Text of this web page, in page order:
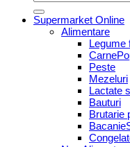
după:
Supermarket Online
Alimentare
Legume
Carne
Peste
Mezeluri
Lactate
Bauturi
Brutarie
Bacanie